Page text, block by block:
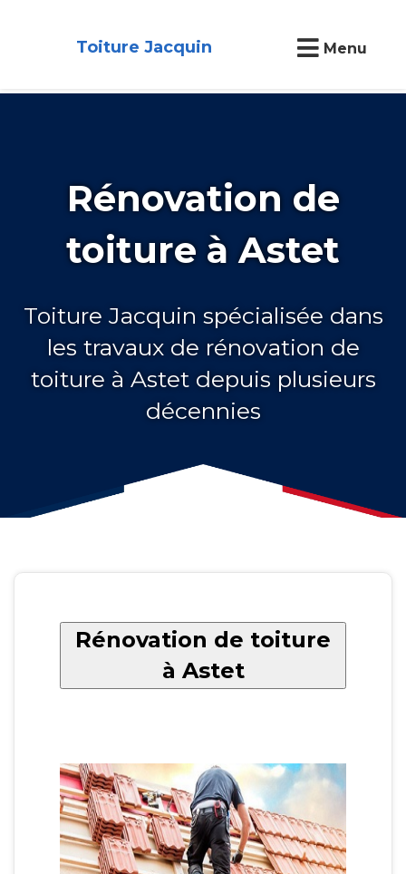
Toiture Jacquin Menu
Rénovation de
toiture à Astet
Toiture Jacquin spécialisée dans
les travaux de rénovation de
toiture à Astet depuis plusieurs
décennies
Rénovation de toiture
à Astet